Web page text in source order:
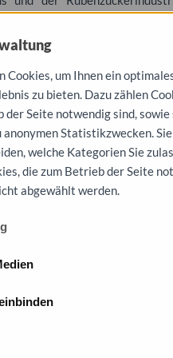
und Literatur.
9/10
des Ersten
im Ersten Weltkrieg am
zum Thema:
des Stadtarchiv.
Verfolgung und
Cookies, um Ihnen ein
zu bieten. Dazu zählen
der Seite notwendig sind, sowie
anonymen Statistikzwecken.
welche Kategorien Sie
die zum Betrieb der Seite
abgewählt werden.